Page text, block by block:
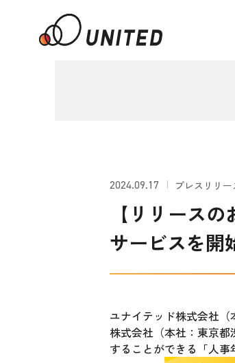
2024.09.17 プレスリリー
【リリース
サービスを開
ユナイテッド株式会社
株式会社（本社：東京
することができる「人事